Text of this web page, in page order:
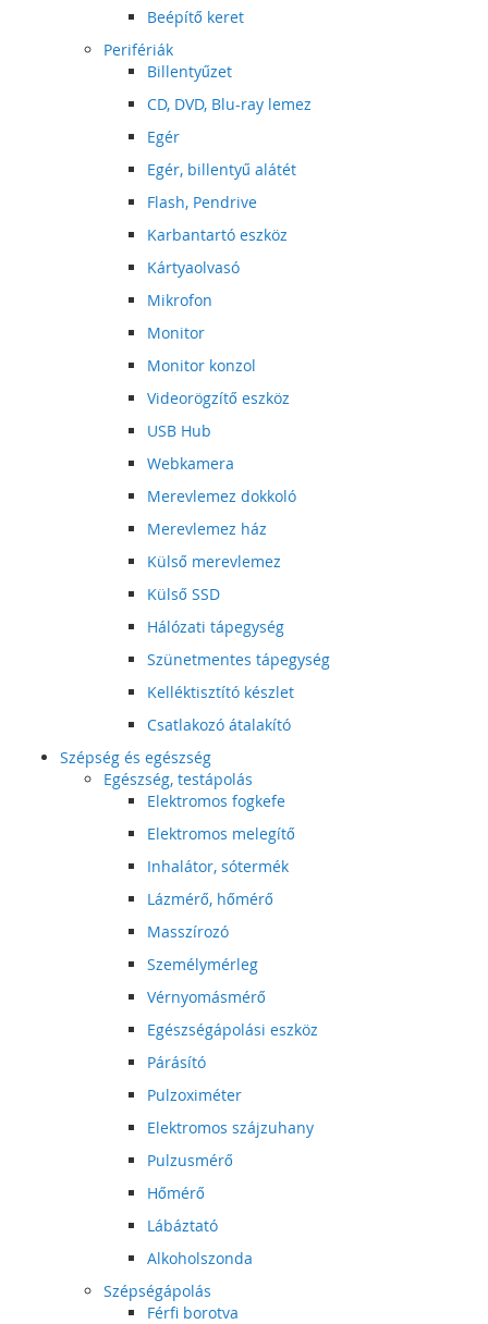
Beépítő keret
Perifériák
Billentyűzet
CD, DVD, Blu-ray lemez
Egér
Egér, billentyű alátét
Flash, Pendrive
Karbantartó eszköz
Kártyaolvasó
Mikrofon
Monitor
Monitor konzol
Videorögzítő eszköz
USB Hub
Webkamera
Merevlemez dokkoló
Merevlemez ház
Külső merevlemez
Külső SSD
Hálózati tápegység
Szünetmentes tápegység
Kelléktisztító készlet
Csatlakozó átalakító
Szépség és egészség
Egészség, testápolás
Elektromos fogkefe
Elektromos melegítő
Inhalátor, sótermék
Lázmérő, hőmérő
Masszírozó
Személymérleg
Vérnyomásmérő
Egészségápolási eszköz
Párásító
Pulzoximéter
Elektromos szájzuhany
Pulzusmérő
Hőmérő
Lábáztató
Alkoholszonda
Szépségápolás
Férfi borotva